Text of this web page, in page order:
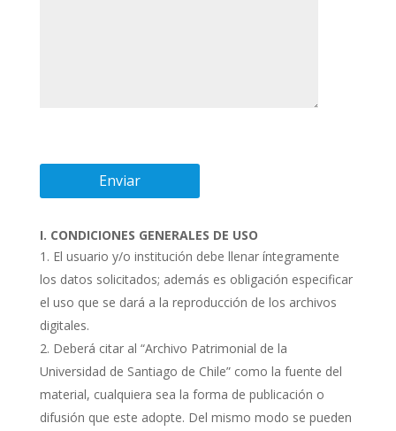
I. CONDICIONES GENERALES DE USO
El usuario y/o institución debe llenar íntegramente
los datos solicitados; además es obligación especificar
el uso que se dará a la reproducción de los archivos
digitales.
Deberá citar al “Archivo Patrimonial de la
Universidad de Santiago de Chile” como la fuente del
material, cualquiera sea la forma de publicación o
difusión que este adopte. Del mismo modo se pueden